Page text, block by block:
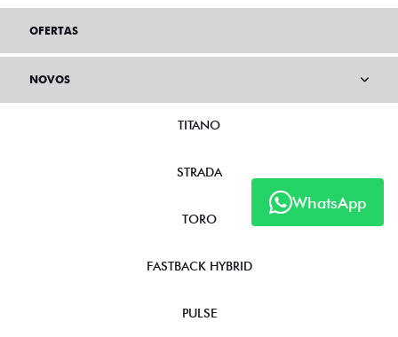
WhatsApp
OFERTAS
NOVOS
TITANO
STRADA
TORO
FASTBACK HYBRID
PULSE